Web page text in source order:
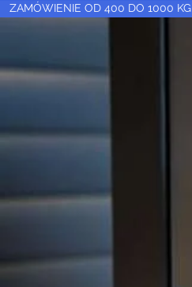
ZAMÓWIENIE OD 400 DO 1000 KG